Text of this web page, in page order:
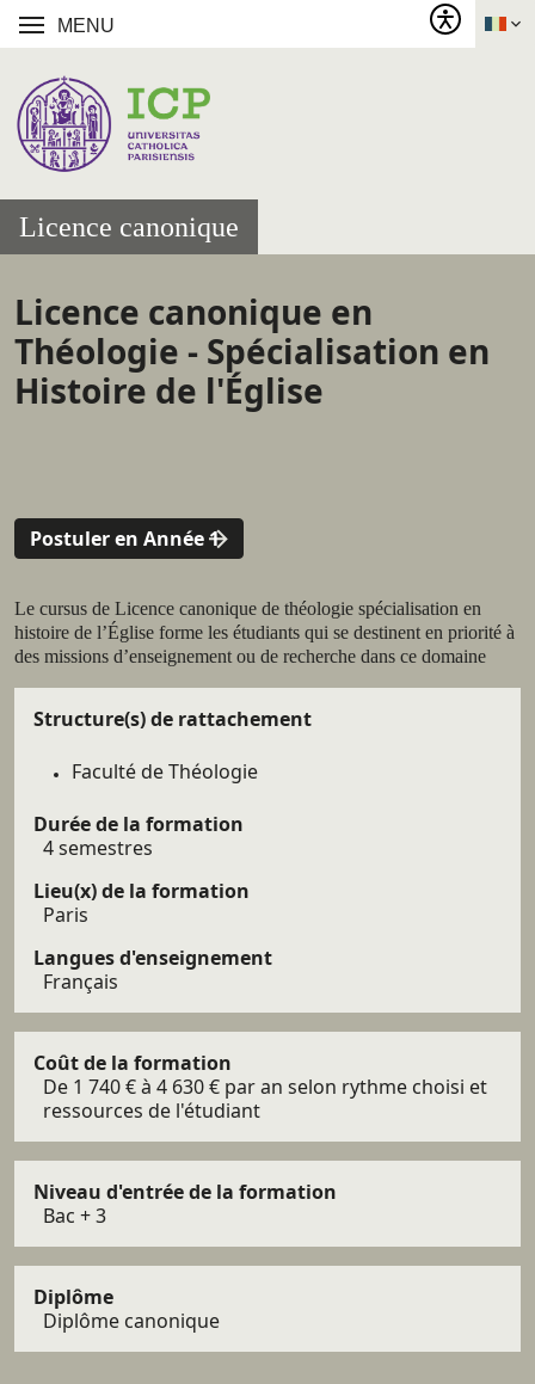
MENU
Licence canonique
Licence canonique en
Théologie - Spécialisation en
Histoire de l'Église
Postuler en Année 1
Résumé
Le cursus de Licence canonique de théologie spécialisation en
histoire de l’Église forme les étudiants qui se destinent en priorité à
des missions d’enseignement ou de recherche dans ce domaine
Structure(s) de rattachement
Faculté de Théologie
Durée de la formation
4 semestres
Lieu(x) de la formation
Paris
Langues d'enseignement
Français
Coût de la formation
De 1 740 € à 4 630 € par an selon rythme choisi et
ressources de l'étudiant
Niveau d'entrée de la formation
Bac + 3
Diplôme
Diplôme canonique